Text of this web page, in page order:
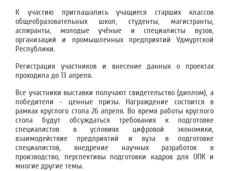
К участию приглашались учащиеся старших классов
общеобразовательных школ, студенты, магистранты,
аспиранты, молодые учёные и специалисты вузов,
организаций и промышленных предприятий Удмуртской
Республики.
Регистрация участников и внесение данных о проектах
проходила до 13 апреля.
Все участники выставки получают свидетельство (диплом), а
победители - ценные призы. Награждение состоится в
рамках круглого стола 26 апреля. Во время работы круглого
стола будут обсуждаться требования к подготовке
специалистов в условиях цифровой экономики,
взаимодействие предприятий и вуза в подготовке
специалистов, внедрение научных разработок в
производство, перспективы подготовки кадров для ОПК и
многие другие темы.